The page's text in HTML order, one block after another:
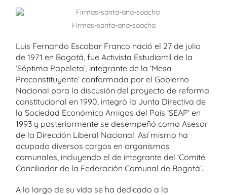
Firmas-santa-ana-soacha
Luis Fernando Escobar Franco nació el 27 de julio
de 1971 en Bogotá, fue Activista Estudiantil de la
‘Séptima Papeleta’, integrante de la ‘Mesa
Preconstituyente’ conformada por el Gobierno
Nacional para la discusión del proyecto de reforma
constitucional en 1990, integró la Junta Directiva de
la Sociedad Económica Amigos del País ‘SEAP’ en
1993 y posteriormente se desempeñó como Asesor
de la Dirección Liberal Nacional. Así mismo ha
ocupado diversos cargos en organismos
comunales, incluyendo el de integrante del ‘Comité
Conciliador de la Federación Comunal de Bogotá’.
A lo largo de su vida se ha dedicado a la